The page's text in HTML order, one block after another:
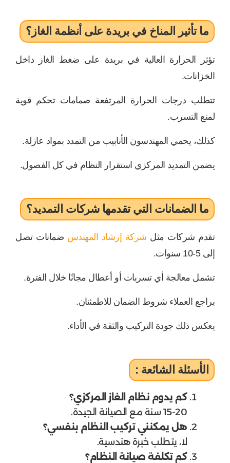
ما تأثير المناخ في بريدة على أنظمة الغاز؟
تؤثر الحرارة العالية في بريدة على ضغط الغاز داخل
الخزانات.
تتطلب درجات الحرارة المرتفعة صمامات تحكم قوية
لمنع التسرب.
كذلك، يحمي المهندسون الأنابيب من التمدد بمواد عازلة.
يضمن التمديد المركزي استقرار النظام في كل الفصول.
ما الضمانات التي تقدمها شركات التمديد؟
تقدم شركات مثل شركة إرشاد المهندس ضمانات تصل
إلى 5-10 سنوات.
تشمل معالجة أي تسربات أو أعطال مجانًا خلال الفترة.
يراجع العملاء شروط الضمان للاطمئنان.
يعكس ذلك جودة التركيب والثقة في الأداء.
الأسئلة الشائعة :
كم يدوم نظام الغاز المركزي؟
15-20 سنة مع الصيانة الجيدة.
هل يمكنني تركيب النظام بنفسي؟
لا، يتطلب خبرة هندسية.
كم تكلفة صيانة النظام؟